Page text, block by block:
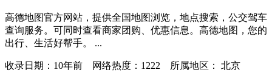
高德地图官方网站，提供全国地图浏览，地点搜索，公交驾车
查询服务。可同时查看商家团购、优惠信息。高德地图，您的
出行、生活好帮手。 ...
收录日期： 10年前 网络热度：1222 所属地区： 北京